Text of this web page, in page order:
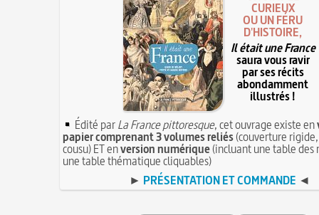
CURIEUX
OU UN FÉRU
D'HISTOIRE,
Il était une France
saura vous ravir
par ses récits
abondamment
illustrés !
Édité parLa France pittoresque, cet ouvrage existe en
papier comprenant 3 volumes reliés(couverture
cousu) ET enversion numérique(incluant une table des
une table thématique cliquables)
► PRÉSENTATION ET COMMANDE ◄